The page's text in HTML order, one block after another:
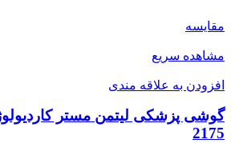
مقایسه
مشاهده سریع
افزودن به علاقه مندی
گوشی پزشکی لیتمن مستر
2175